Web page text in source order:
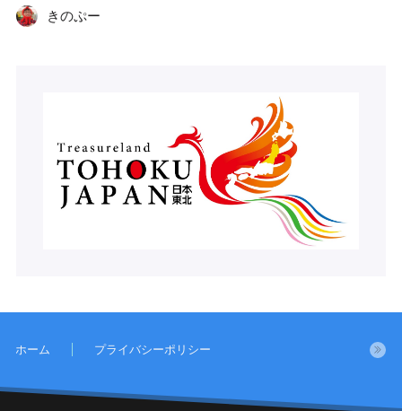
きのぷー
ホーム プライバシーポリシー